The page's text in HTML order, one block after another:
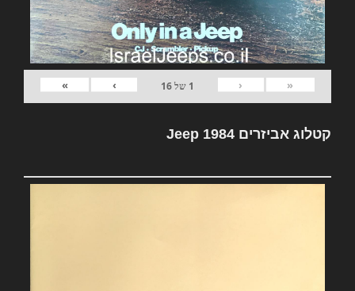
«
‹
1 של16
›
»
קטלוג אביזרים Jeep 1984